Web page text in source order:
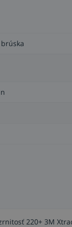
na
prachu ako
a
220+ 3M